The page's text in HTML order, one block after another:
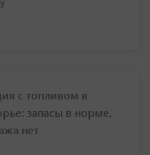
с топливом в
запасы в норме,
нет